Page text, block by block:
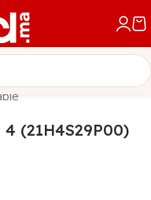
(21H4S29P00)